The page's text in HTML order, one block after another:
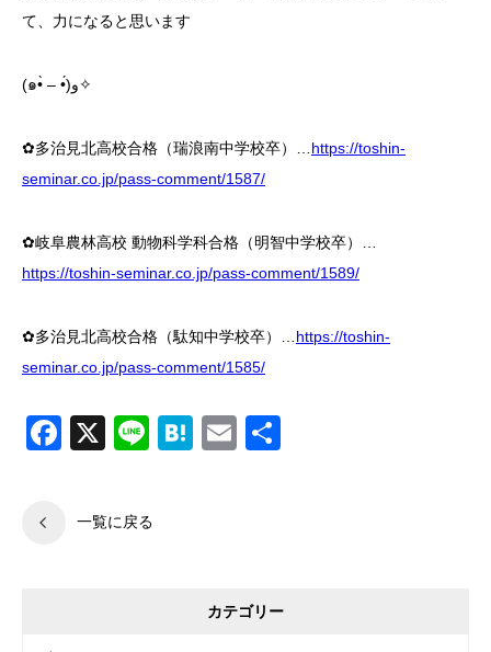
て、力になると思います
(๑•̀ – •́)و✧
✿多治見北高校合格（瑞浪南中学校卒）… https://toshin-
seminar.co.jp/pass-comment/1587/
✿岐阜農林高校 動物科学科合格（明智中学校卒）…
https://toshin-seminar.co.jp/pass-comment/1589/
✿多治見北高校合格（駄知中学校卒）… https://toshin-
seminar.co.jp/pass-comment/1585/
Facebook
X LineHatena
Email
一覧に戻る
カテゴリー